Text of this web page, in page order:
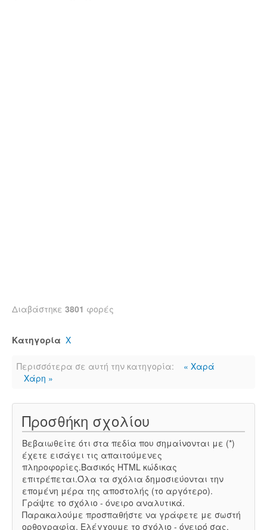
Διαβάστηκε 3801 φορές
Κατηγορία Χ
Περισσότερα σε αυτή την κατηγορία:
« Χαρά
Χάρη »
Προσθήκη σχολίου
Βεβαιωθείτε ότι στα πεδία που σημαίνονται με (*)
έχετε εισάγει τις απαιτούμενες
πληροφορίες.Βασικός HTML κώδικας
επιτρέπεται.Όλα τα σχόλια δημοσιεύονται την
επομένη μέρα της αποστολής (το αργότερο).
Γράψτε το σχόλιο - όνειρο αναλυτικά.
Παρακαλούμε προσπαθήστε να γράφετε με σωστή
ορθογραφία. Ελέγχουμε το σχόλιο - όνειρό σας,